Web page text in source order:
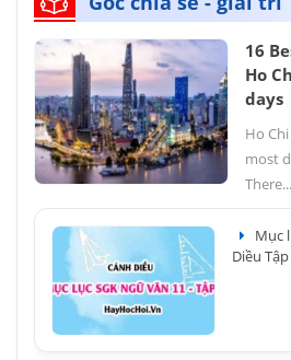
16
Ho
days
Ho
most
There...
Mục
Diều Tập